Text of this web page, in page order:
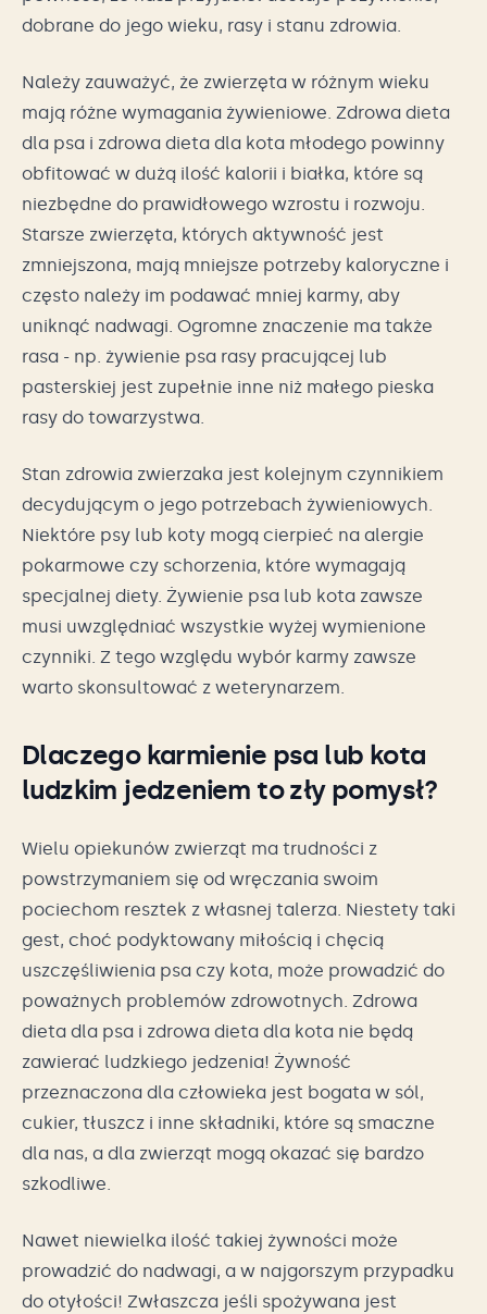
dobrane do jego wieku, rasy i stanu zdrowia.
Należy zauważyć, że zwierzęta w różnym wieku
mają różne wymagania żywieniowe. Zdrowa dieta
dla psa i zdrowa dieta dla kota młodego powinny
obfitować w dużą ilość kalorii i białka, które są
niezbędne do prawidłowego wzrostu i rozwoju.
Starsze zwierzęta, których aktywność jest
zmniejszona, mają mniejsze potrzeby kaloryczne i
często należy im podawać mniej karmy, aby
uniknąć nadwagi. Ogromne znaczenie ma także
rasa - np. żywienie psa rasy pracującej lub
pasterskiej jest zupełnie inne niż małego pieska
rasy do towarzystwa.
Stan zdrowia zwierzaka jest kolejnym czynnikiem
decydującym o jego potrzebach żywieniowych.
Niektóre psy lub koty mogą cierpieć na alergie
pokarmowe czy schorzenia, które wymagają
specjalnej diety. Żywienie psa lub kota zawsze
musi uwzględniać wszystkie wyżej wymienione
czynniki. Z tego względu wybór karmy zawsze
warto skonsultować z weterynarzem.
Dlaczego karmienie psa lub kota
ludzkim jedzeniem to zły pomysł?
Wielu opiekunów zwierząt ma trudności z
powstrzymaniem się od wręczania swoim
pociechom resztek z własnej talerza. Niestety taki
gest, choć podyktowany miłością i chęcią
uszczęśliwienia psa czy kota, może prowadzić do
poważnych problemów zdrowotnych. Zdrowa
dieta dla psa i zdrowa dieta dla kota nie będą
zawierać ludzkiego jedzenia! Żywność
przeznaczona dla człowieka jest bogata w sól,
cukier, tłuszcz i inne składniki, które są smaczne
dla nas, a dla zwierząt mogą okazać się bardzo
szkodliwe.
Nawet niewielka ilość takiej żywności może
prowadzić do nadwagi, a w najgorszym przypadku
do otyłości! Zwłaszcza jeśli spożywana jest